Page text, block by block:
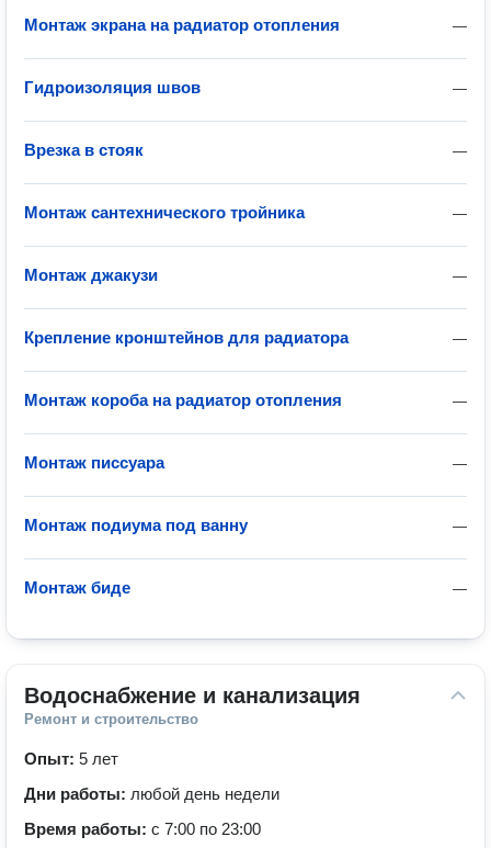
—
Монтаж экрана на радиатор отопления
—
Гидроизоляция швов
—
Врезка в стояк
—
Монтаж сантехнического тройника
—
Монтаж джакузи
—
Крепление кронштейнов для радиатора
—
Монтаж короба на радиатор отопления
—
Монтаж писсуара
—
Монтаж подиума под ванну
—
Монтаж биде
Водоснабжение и канализация
Ремонт и строительство
Опыт: 5 лет
Дни работы: любой день недели
Время работы: с 7:00 по 23:00